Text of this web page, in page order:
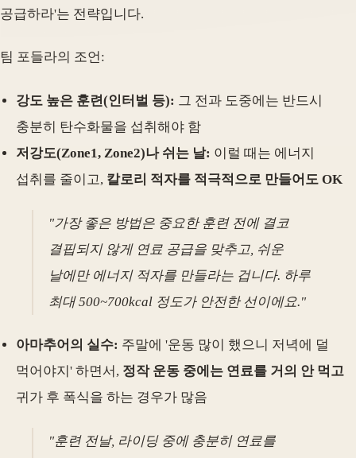
공급하라'는 전략입니다.
팀 포들라의 조언:
강도 높은 훈련(인터벌 등): 그 전과 도중에는 반드시
충분히 탄수화물을 섭취해야 함
저강도(Zone1, Zone2)나 쉬는 날: 이럴 때는 에너지
섭취를 줄이고, 칼로리 적자를 적극적으로 만들어도 OK
"가장 좋은 방법은 중요한 훈련 전에 결코
결핍되지 않게 연료 공급을 맞추고, 쉬운
날에만 에너지 적자를 만들라는 겁니다. 하루
최대 500~700kcal 정도가 안전한 선이에요."
아마추어의 실수: 주말에 '운동 많이 했으니 저녁에 덜
먹어야지' 하면서, 정작 운동 중에는 연료를 거의 안 먹고
귀가 후 폭식을 하는 경우가 많음
"훈련 전날, 라이딩 중에 충분히 연료를